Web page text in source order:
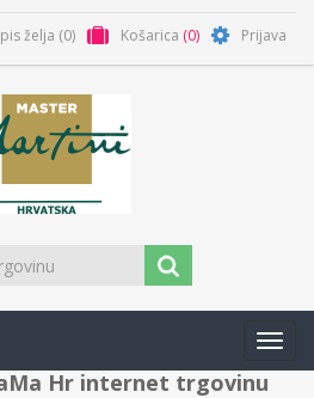
želja (0) Košarica (0) Prijava
Hr internet trgovinu